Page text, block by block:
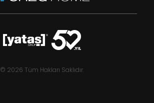
© 2026 Tüm Hakları Saklıdır.